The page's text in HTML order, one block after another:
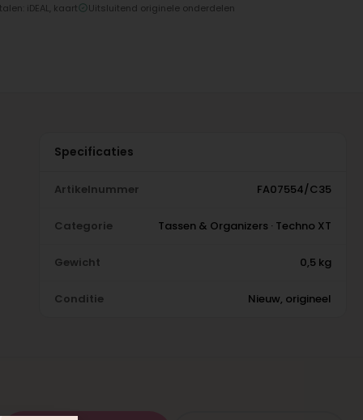
iDEAL, kaart Uitsluitend originele onderdelen
Specificaties
Artikelnummer FA07554/C35
Categorie Tassen & Organizers · Techno XT
Gewicht 0,5 kg
Conditie Nieuw, origineel